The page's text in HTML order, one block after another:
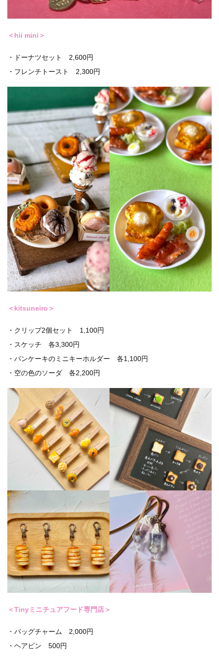
＜hii mini＞
・ドーナツセット 2,600円
・フレンチトースト 2,300円
＜kitsuneiro＞
・クリップ2個セット 1,100円
・スケッチ 各3,300円
・パンケーキのミニキーホルダー 各1,100円
・空の色のソーダ 各2,200円
＜Tinyミニチュアフード専門店＞
・バッグチャーム 2,000円
・ヘアピン 500円